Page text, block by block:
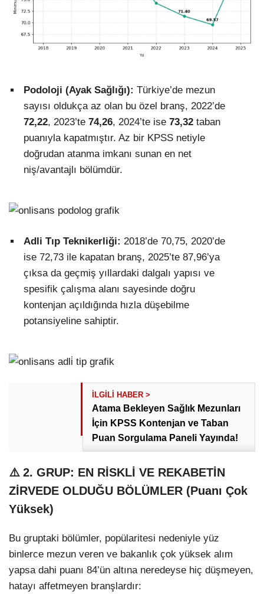
Podoloji (Ayak Sağlığı): Türkiye’de mezun
sayısı oldukça az olan bu özel branş, 2022’de
72,22, 2023’te 74,26, 2024’te ise 73,32 taban
puanıyla kapatmıştır. Az bir KPSS netiyle
doğrudan atanma imkanı sunan en net
niş/avantajlı bölümdür.
Adli Tıp Teknikerliği: 2018’de 70,75, 2020’de
ise 72,73 ile kapatan branş, 2025’te 87,96’ya
çıksa da geçmiş yıllardaki dalgalı yapısı ve
spesifik çalışma alanı sayesinde doğru
kontenjan açıldığında hızla düşebilme
potansiyeline sahiptir.
Atama Bekleyen Sağlık Mezunları
İçin KPSS Kontenjan ve Taban
Puan Sorgulama Paneli Yayında!
⚠️ 2. GRUP: EN RİSKLİ VE REKABETİN
ZİRVEDE OLDUĞU BÖLÜMLER (Puanı Çok
Yüksek)
Bu gruptaki bölümler, popülaritesi nedeniyle yüz
binlerce mezun veren ve bakanlık çok yüksek alım
yapsa dahi puanı 84’ün altına neredeyse hiç düşmeyen,
hatayı affetmeyen branşlardır: